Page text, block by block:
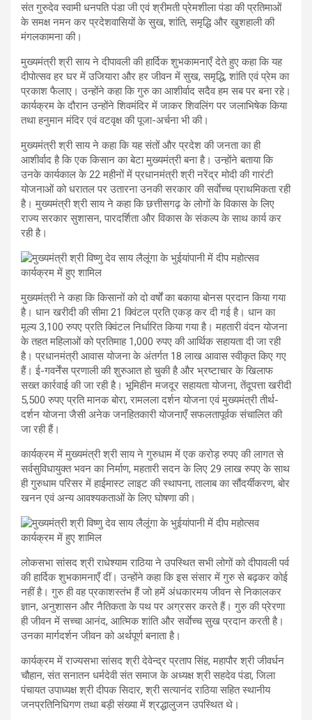
संत गुरुदेव स्वामी धनपति पंडा जी एवं श्रीमती प्रेमशीला पंडा की प्रतिमाओं
के समक्ष नमन कर प्रदेशवासियों के सुख, शांति, समृद्धि और खुशहाली की
मंगलकामना की।
मुख्यमंत्री श्री साय ने दीपावली की हार्दिक शुभकामनाएँ देते हुए कहा कि यह
दीपोत्सव हर घर में उजियारा और हर जीवन में सुख, समृद्धि, शांति एवं प्रेम का
प्रकाश फैलाए। उन्होंने कहा कि गुरु का आशीर्वाद सदैव हम सब पर बना रहे।
कार्यक्रम के दौरान उन्होंने शिवमंदिर में जाकर शिवलिंग पर जलाभिषेक किया
तथा हनुमान मंदिर एवं वटवृक्ष की पूजा-अर्चना भी की।
मुख्यमंत्री श्री साय ने कहा कि यह संतों और प्रदेश की जनता का ही
आशीर्वाद है कि एक किसान का बेटा मुख्यमंत्री बना है। उन्होंने बताया कि
उनके कार्यकाल के 22 महीनों में प्रधानमंत्री श्री नरेंद्र मोदी की गारंटी
योजनाओं को धरातल पर उतारना उनकी सरकार की सर्वाेच्च प्राथमिकता रही
है। मुख्यमंत्री श्री साय ने कहा कि छत्तीसगढ़ के लोगों के विकास के लिए
राज्य सरकार सुशासन, पारदर्शिता और विकास के संकल्प के साथ कार्य कर
रही है।
मुख्यमंत्री ने कहा कि किसानों को दो वर्षों का बकाया बोनस प्रदान किया गया
है। धान खरीदी की सीमा 21 क्विंटल प्रति एकड़ कर दी गई है। धान का
मूल्य 3,100 रुपए प्रति क्विंटल निर्धारित किया गया है। महतारी वंदन योजना
के तहत महिलाओं को प्रतिमाह 1,000 रुपए की आर्थिक सहायता दी जा रही
है। प्रधानमंत्री आवास योजना के अंतर्गत 18 लाख आवास स्वीकृत किए गए
हैं। ई-गवर्नेंस प्रणाली की शुरुआत हो चुकी है और भ्रष्टाचार के खिलाफ
सख्त कार्रवाई की जा रही है। भूमिहीन मजदूर सहायता योजना, तेंदूपत्ता खरीदी
5,500 रुपए प्रति मानक बोरा, रामलला दर्शन योजना एवं मुख्यमंत्री तीर्थ-
दर्शन योजना जैसी अनेक जनहितकारी योजनाएँ सफलतापूर्वक संचालित की
जा रही हैं।
कार्यक्रम में मुख्यमंत्री श्री साय ने गुरुधाम में एक करोड़ रुपए की लागत से
सर्वसुविधायुक्त भवन का निर्माण, महतारी सदन के लिए 29 लाख रुपए के साथ
ही गुरुधाम परिसर में हाईमास्ट लाइट की स्थापना, तालाब का सौंदर्यीकरण, बोर
खनन एवं अन्य आवश्यकताओं के लिए घोषणा की।
लोकसभा सांसद श्री राधेश्याम राठिया ने उपस्थित सभी लोगों को दीपावली पर्व
की हार्दिक शुभकामनाएँ दीं। उन्होंने कहा कि इस संसार में गुरु से बढ़कर कोई
नहीं है। गुरु ही वह प्रकाशस्तंभ हैं जो हमें अंधकारमय जीवन से निकालकर
ज्ञान, अनुशासन और नैतिकता के पथ पर अग्रसर करते हैं। गुरु की प्रेरणा
ही जीवन में सच्चा आनंद, आत्मिक शांति और सर्वाेच्च सुख प्रदान करती है।
उनका मार्गदर्शन जीवन को अर्थपूर्ण बनाता है।
कार्यक्रम में राज्यसभा सांसद श्री देवेन्द्र प्रताप सिंह, महापौर श्री जीवर्धन
चौहान, संत सनातन धर्मदेवी संत समाज के अध्यक्ष श्री सहदेव पंडा, जिला
पंचायत उपाध्यक्ष श्री दीपक सिदार, श्री सत्यानंद राठिया सहित स्थानीय
जनप्रतिनिधिगण तथा बड़ी संख्या में श्रद्धालुजन उपस्थित थे।